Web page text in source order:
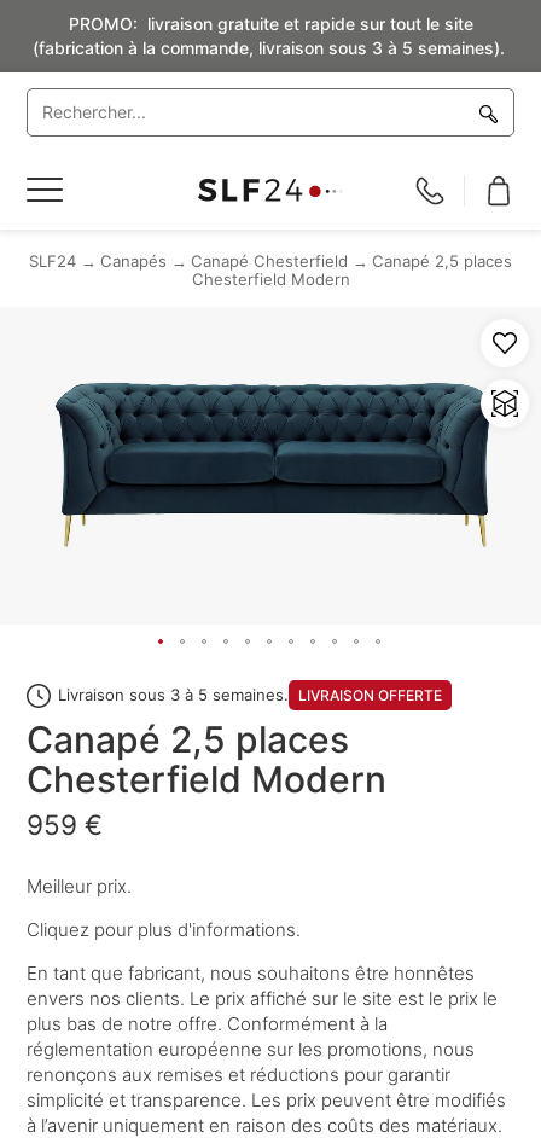
PROMO: livraison gratuite et rapide sur tout le site
(fabrication à la commande, livraison sous 3 à 5 semaines).
Basculer
SLF24 Canapés Canapé Chesterfield
Canapé 2,5 places
Chesterfield Modern
Livraison sous 3 à 5 semaines. LIVRAISON OFFERTE
Canapé 2,5 places
Chesterfield Modern
959 €
Meilleur prix.
Cliquez pour plus d'informations.
En tant que fabricant, nous souhaitons être honnêtes
envers nos clients. Le prix affiché sur le site est le prix le
plus bas de notre offre. Conformément à la
réglementation européenne sur les promotions, nous
renonçons aux remises et réductions pour garantir
simplicité et transparence. Les prix peuvent être modifiés
à l’avenir uniquement en raison des coûts des matériaux.